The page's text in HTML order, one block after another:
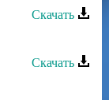
Скачать
Скачать